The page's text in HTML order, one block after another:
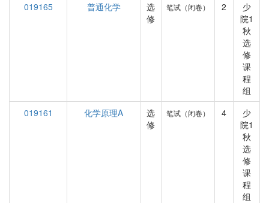
019165
普通化学
选
修
笔试（闭卷） 2
少
院1
秋
选
修
课
程
组
019161
化学原理A
选
修
笔试（闭卷） 4
少
院1
秋
选
修
课
程
组